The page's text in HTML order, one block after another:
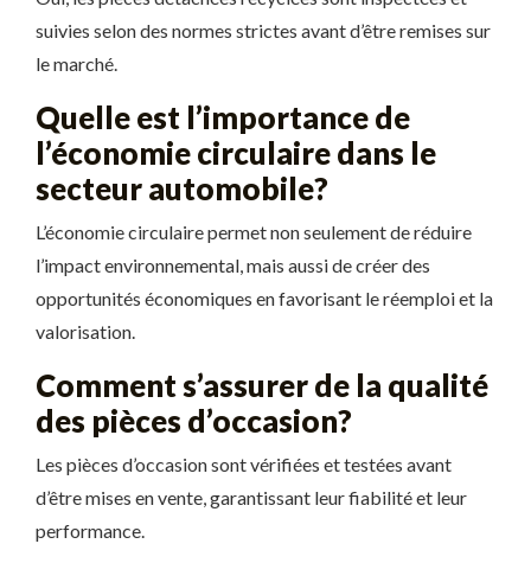
suivies selon des normes strictes avant d’être remises sur
le marché.
Quelle est l’importance de
l’économie circulaire dans le
secteur automobile?
L’économie circulaire permet non seulement de réduire
l’impact environnemental, mais aussi de créer des
opportunités économiques en favorisant le réemploi et la
valorisation.
Comment s’assurer de la qualité
des pièces d’occasion?
Les pièces d’occasion sont vérifiées et testées avant
d’être mises en vente, garantissant leur fiabilité et leur
performance.